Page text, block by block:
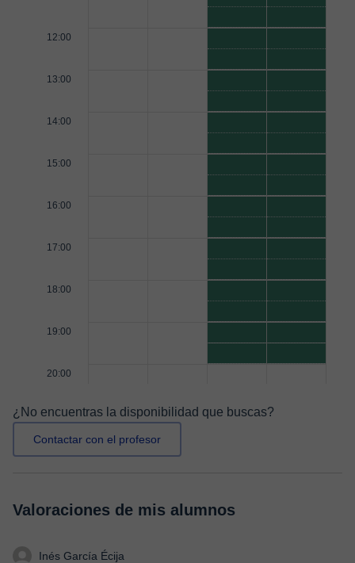
12:00
13:00
14:00
15:00
16:00
17:00
18:00
19:00
20:00
¿No encuentras la disponibilidad que buscas?
Contactar con el profesor
Valoraciones de mis alumnos
Inés García Écija